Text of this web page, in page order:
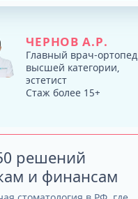
за бренд
систем имплантов, с
работаем
Корея)
протезов - продляем
прогноз
ЧЕРНОВ А.Р.
Главный врач-ортопед
высшей категории,
эстетист
Стаж более 15+
решений
и финансам